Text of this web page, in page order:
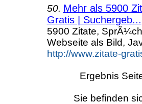
50. Mehr als 5900
Gratis | Suchergeb...
5900 Zitate,
Webseite als Bild,
http://www.zitate-
Ergebnis
Sie befinden